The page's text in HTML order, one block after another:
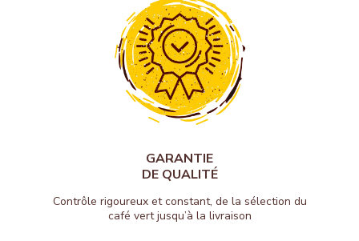
GARANTIE
DE QUALITÉ
Contrôle rigoureux et constant, de la sélection du
café vert jusqu’à la livraison